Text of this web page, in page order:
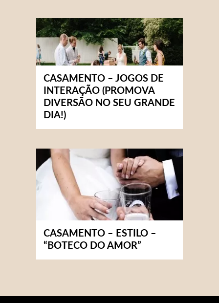
CASAMENTO – JOGOS DE
INTERAÇÃO (PROMOVA
DIVERSÃO NO SEU GRANDE
DIA!)
CASAMENTO – ESTILO –
“BOTECO DO AMOR”